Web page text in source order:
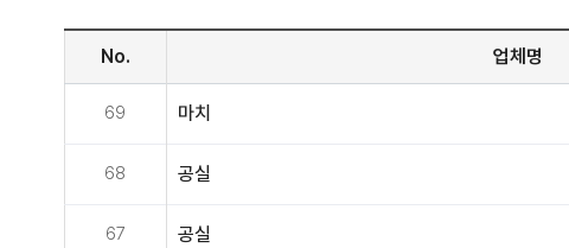
No. 업체명
69 마치
68 공실
67 공실